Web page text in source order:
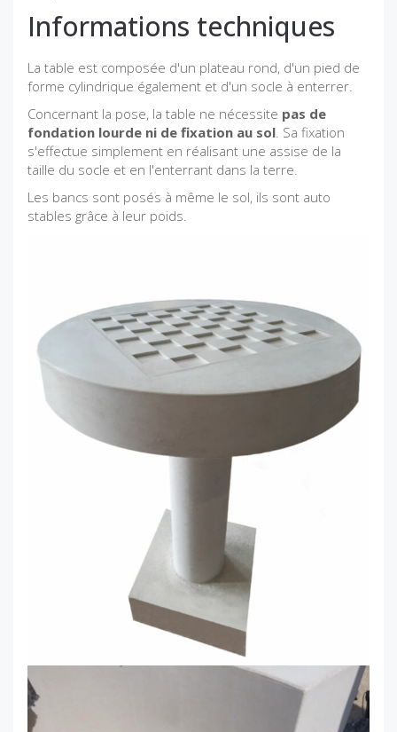
Informations techniques
La table est composée d'un plateau rond, d'un pied de
forme cylindrique également et d'un socle à enterrer.
Concernant la pose, la table ne nécessite pas de
fondation lourde ni de fixation au sol. Sa fixation
s'effectue simplement en réalisant une assise de la
taille du socle et en l'enterrant dans la terre.
Les bancs sont posés à même le sol, ils sont auto
stables grâce à leur poids.